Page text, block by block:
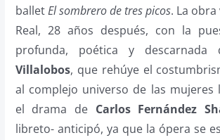
balletEl sombrero de tres picos. La
Real, 28 años después, con la
profunda, poética y descarnada
Villalobos, que rehúye el
al complejo universo de las mujeres
el drama de Carlos Fernández
libreto- anticipó, ya que la ópera se